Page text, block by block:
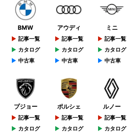
BMW
記事一覧
カタログ
中古車
アウディ
記事一覧
カタログ
中古車
ミニ
記事一覧
カタログ
中古車
プジョー
記事一覧
カタログ
ポルシェ
記事一覧
カタログ
ルノー
記事一覧
カタログ